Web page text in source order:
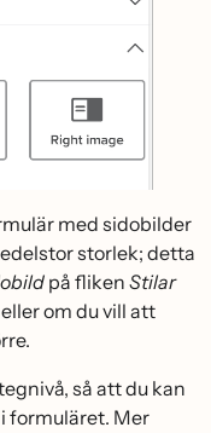
med sidobilder
storlek; detta
på fliken Stilar
om du vill att
så att du kan
formuläret. Mer